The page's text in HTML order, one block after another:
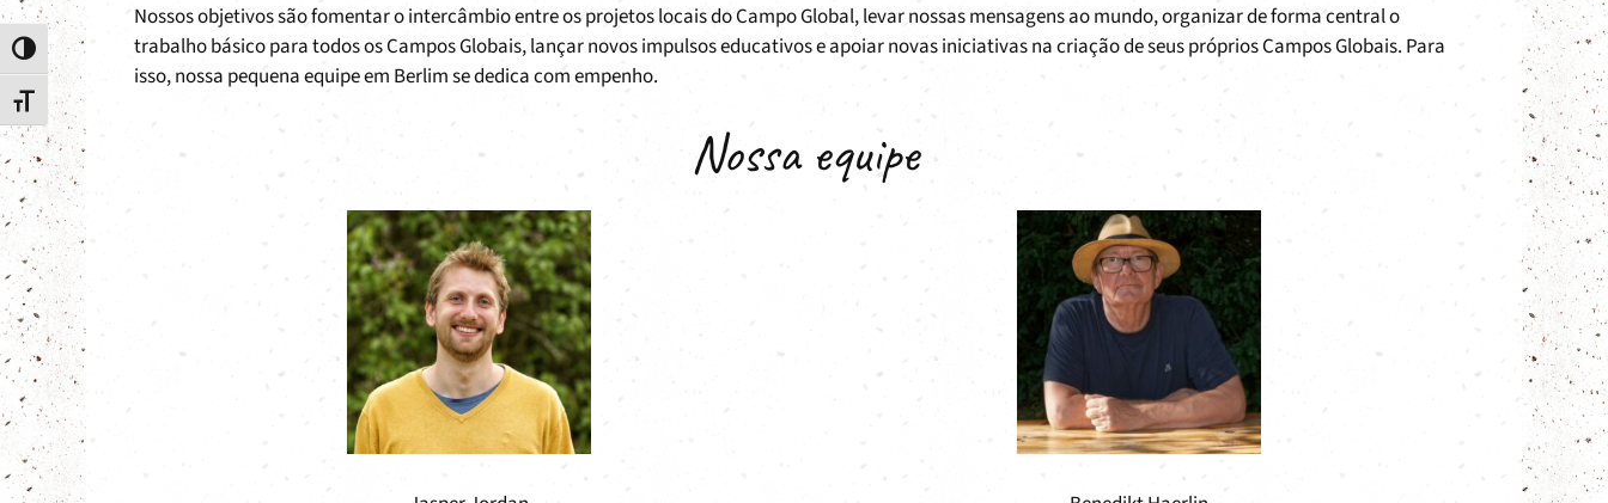
Toggle High Contrast
Toggle Font size
Nossos objetivos são fomentar o intercâmbio entre os projetos locais do Campo Global, levar nossas mensagens ao mundo, organizar de forma central o
trabalho básico para todos os Campos Globais, lançar novos impulsos educativos e apoiar novas iniciativas na criação de seus próprios Campos Globais. Para
isso, nossa pequena equipe em Berlim se dedica com empenho.
Nossa equipe